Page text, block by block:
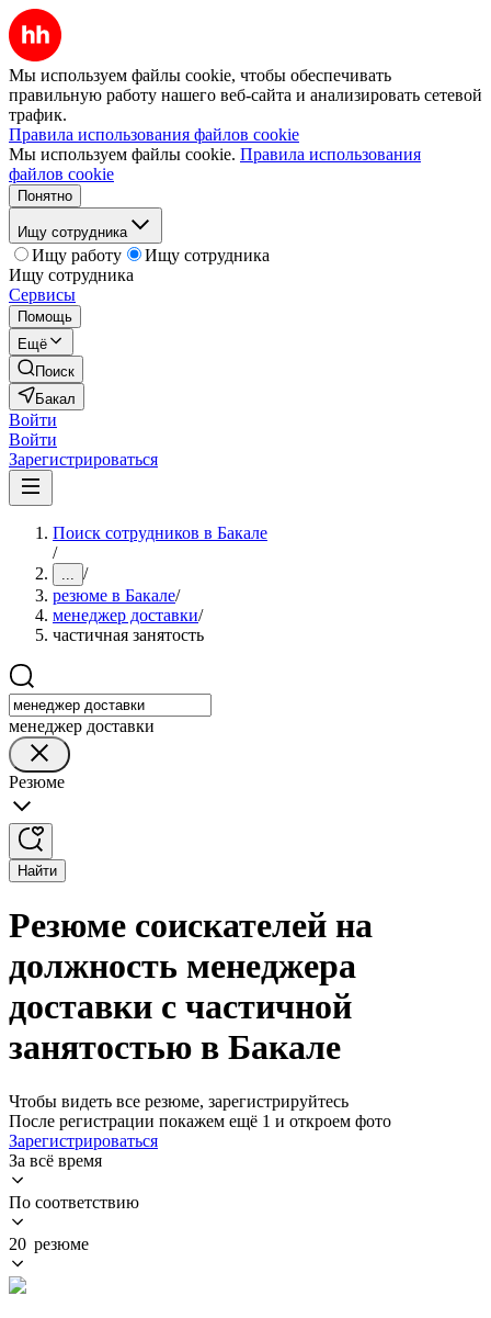
Мы используем файлы cookie, чтобы обеспечивать
правильную работу нашего веб-сайта и анализировать сетевой
трафик.
Правила использования файлов cookie
Мы используем файлы cookie. Правила использования
файлов cookie
Понятно
Ищу сотрудника
Ищу работу
Ищу сотрудника
Ищу сотрудника
Сервисы
Помощь
Ещё
Поиск
Бакал
Войти
Войти
Зарегистрироваться
Поиск сотрудников в Бакале
/
... /
резюме в Бакале/
менеджер доставки/
частичная занятость
менеджер доставки
Резюме
Найти
Резюме соискателей на
должность менеджера
доставки с частичной
занятостью в Бакале
Чтобы видеть все резюме, зарегистрируйтесь
После регистрации покажем ещё 1 и откроем фото
Зарегистрироваться
За всё время
По соответствию
20 резюме